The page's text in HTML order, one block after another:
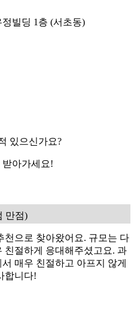
빌딩 1층 (서초동)
있으신가요?
받아가세요!
만점)
천으로 찾아왔어요. 규모는 다
친절하게 응대해주셨고요. 과
매우 친절하고 아프지 않게
합니다!